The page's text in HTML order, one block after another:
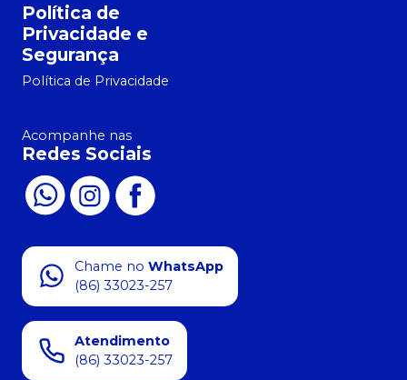
Política de
Privacidade e
Segurança
Política de Privacidade
Acompanhe nas
Redes Sociais
Chame no WhatsApp
(86) 33023-257
Atendimento
(86) 33023-257